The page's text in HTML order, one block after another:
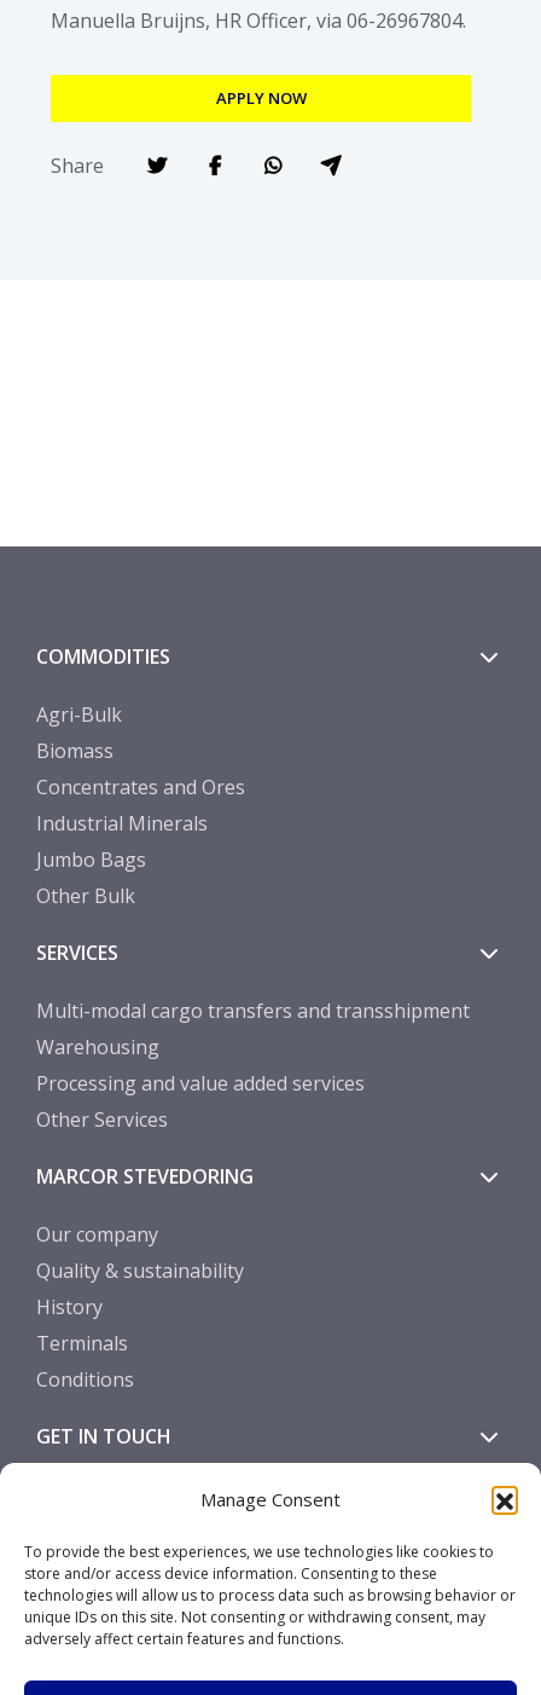
Manage Consent
To provide the best experiences, we use technologies like cookies to
store and/or access device information. Consenting to these
technologies will allow us to process data such as browsing behavior or
unique IDs on this site. Not consenting or withdrawing consent, may
adversely affect certain features and functions.
Manuella Bruijns, HR Officer, via 06-26967804.
APPLY NOW
Share
COMMODITIES
Agri-Bulk
Biomass
Concentrates and Ores
Industrial Minerals
Jumbo Bags
Other Bulk
SERVICES
Multi-modal cargo transfers and transshipment
Warehousing
Processing and value added services
Other Services
MARCOR STEVEDORING
Our company
Quality & sustainability
History
Terminals
Conditions
GET IN TOUCH
SOCIALS